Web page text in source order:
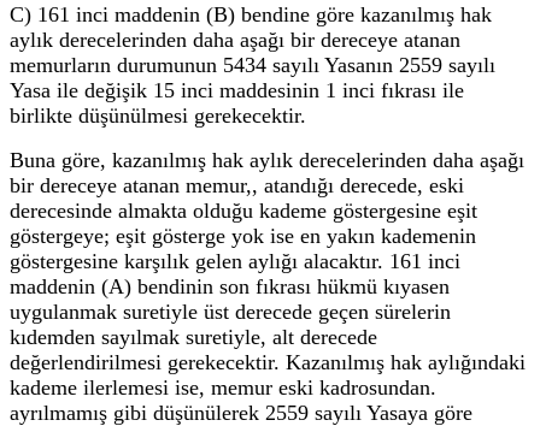
C) 161 inci maddenin (B) bendine göre kazanılmış hak
aylık derecelerinden daha aşağı bir dereceye atanan
memurların durumunun 5434 sayılı Yasanın 2559 sayılı
Yasa ile değişik 15 inci maddesinin 1 inci fıkrası ile
birlikte düşünülmesi gerekecektir.
Buna göre, kazanılmış hak aylık derecelerinden daha aşağı
bir dereceye atanan memur,, atandığı derecede, eski
derecesinde almakta olduğu kademe göstergesine eşit
göstergeye; eşit gösterge yok ise en yakın kademenin
göstergesine karşılık gelen aylığı alacaktır. 161 inci
maddenin (A) bendinin son fıkrası hükmü kıyasen
uygulanmak suretiyle üst derecede geçen sürelerin
kıdemden sayılmak suretiyle, alt derecede
değerlendirilmesi gerekecektir. Kazanılmış hak aylığındaki
kademe ilerlemesi ise, memur eski kadrosundan.
ayrılmamış gibi düşünülerek 2559 sayılı Yasaya göre